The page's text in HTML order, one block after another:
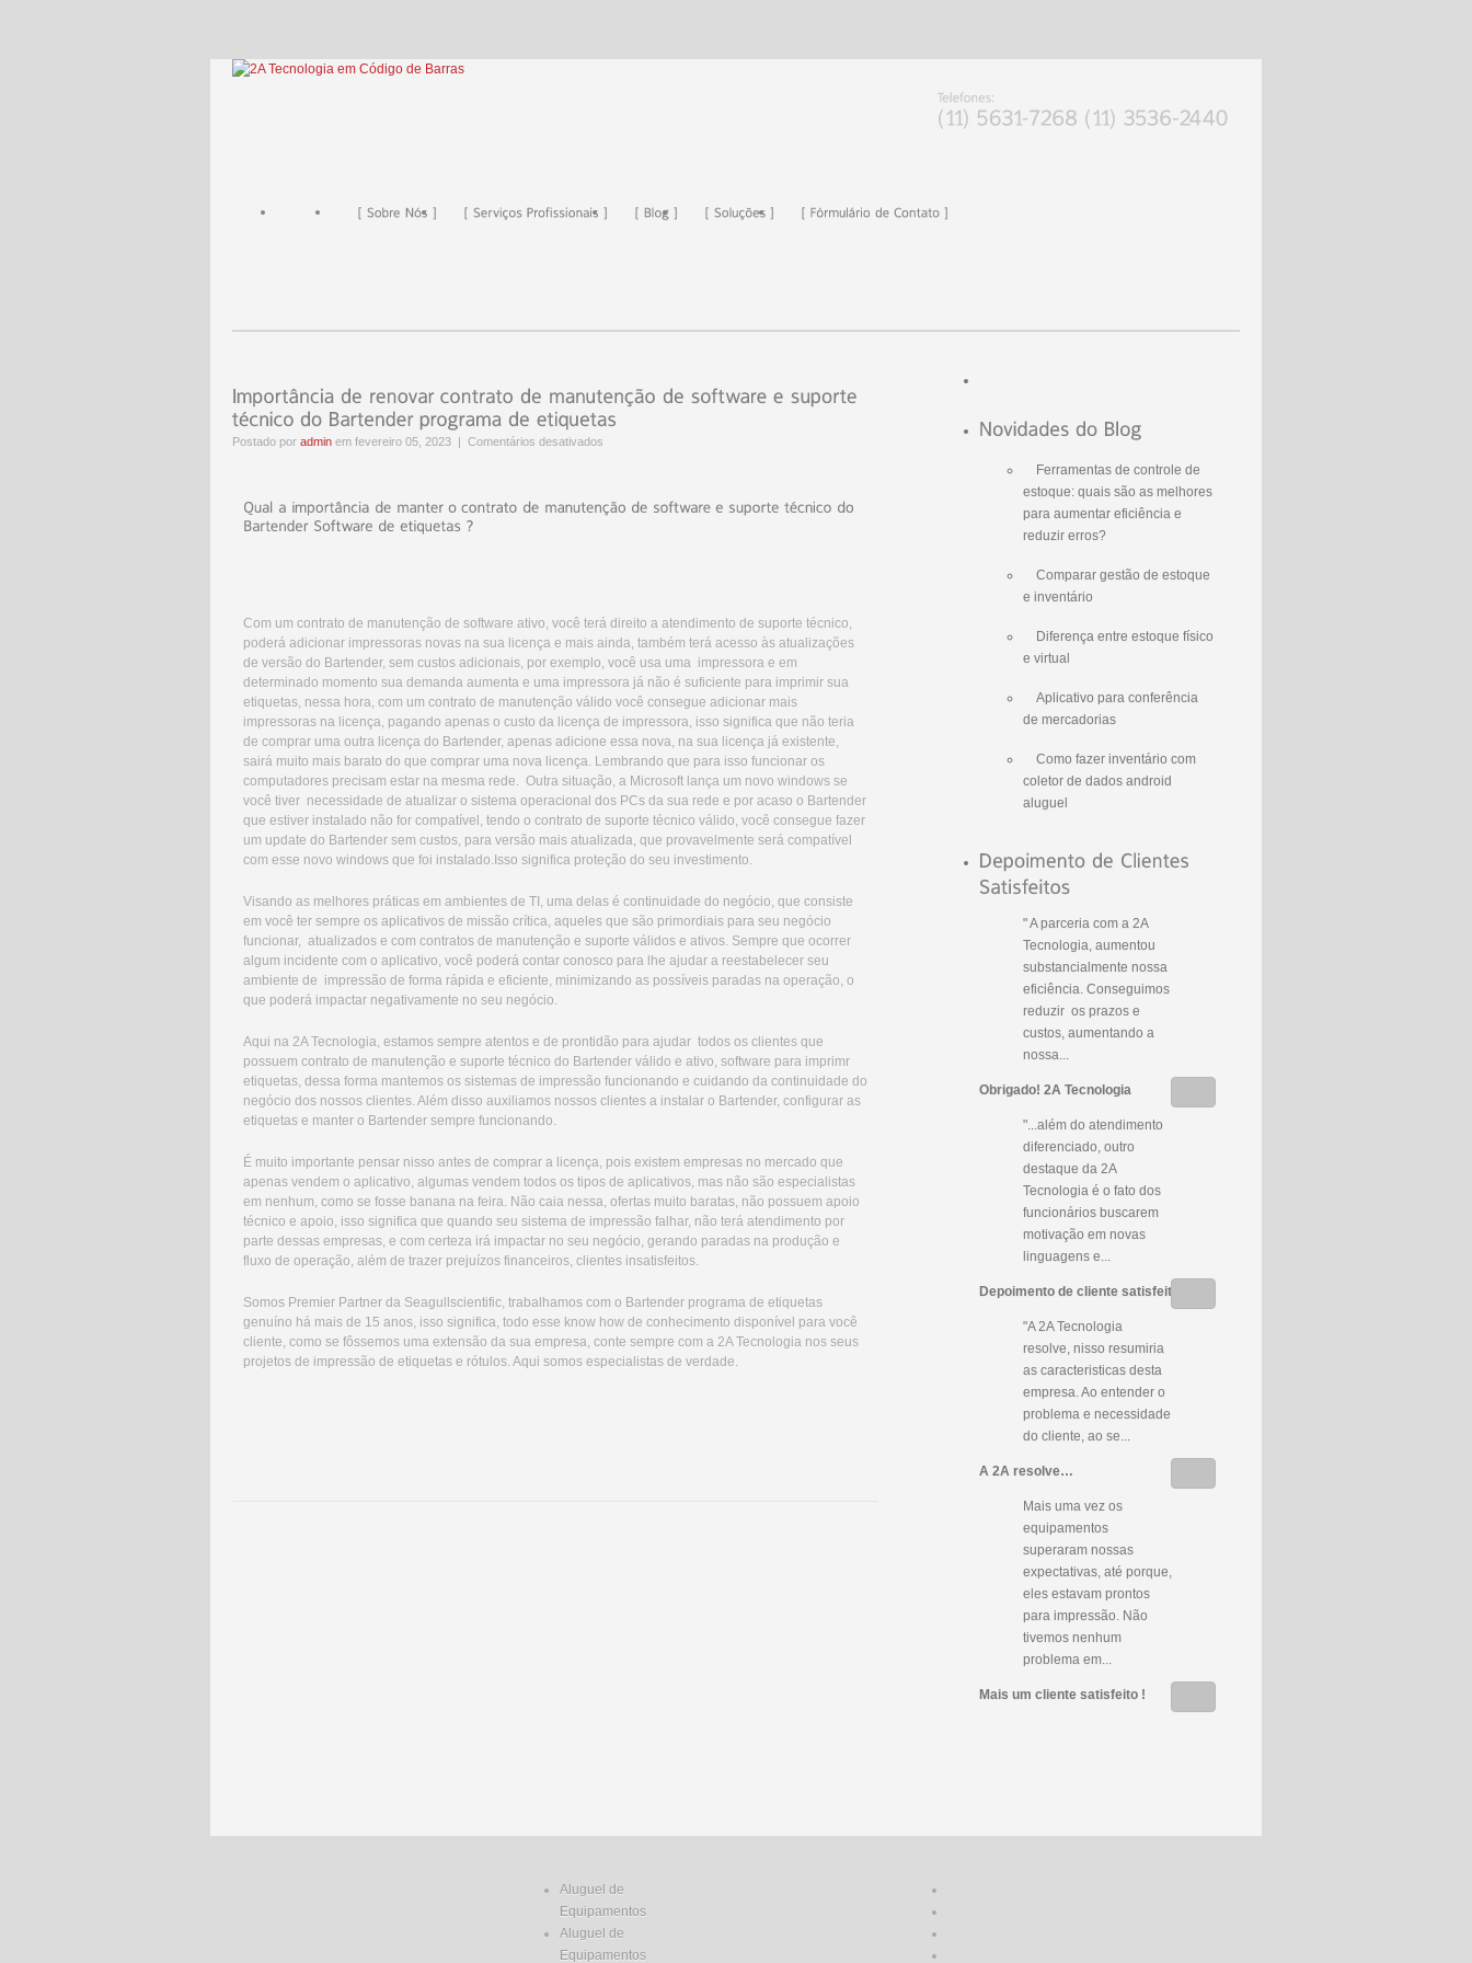
Postado por admin em fevereiro 05, 2023 | Comentários desativados
Com um contrato de manutenção de software ativo, você terá direito a atendimento de suporte técnico,
poderá adicionar impressoras novas na sua licença e mais ainda, também terá acesso às atualizações
de versão do Bartender, sem custos adicionais, por exemplo, você usa uma impressora e em
determinado momento sua demanda aumenta e uma impressora já não é suficiente para imprimir sua
etiquetas, nessa hora, com um contrato de manutenção válido você consegue adicionar mais
impressoras na licença, pagando apenas o custo da licença de impressora, isso significa que não teria
de comprar uma outra licença do Bartender, apenas adicione essa nova, na sua licença já existente,
sairá muito mais barato do que comprar uma nova licença. Lembrando que para isso funcionar os
computadores precisam estar na mesma rede. Outra situação, a Microsoft lança um novo windows se
você tiver necessidade de atualizar o sistema operacional dos PCs da sua rede e por acaso o Bartender
que estiver instalado não for compatível, tendo o contrato de suporte técnico válido, você consegue fazer
um update do Bartender sem custos, para versão mais atualizada, que provavelmente será compatível
com esse novo windows que foi instalado.Isso significa proteção do seu investimento.
Visando as melhores práticas em ambientes de TI, uma delas é continuidade do negócio, que consiste
em você ter sempre os aplicativos de missão crítica, aqueles que são primordiais para seu negócio
funcionar, atualizados e com contratos de manutenção e suporte válidos e ativos. Sempre que ocorrer
algum incidente com o aplicativo, você poderá contar conosco para lhe ajudar a reestabelecer seu
ambiente de impressão de forma rápida e eficiente, minimizando as possíveis paradas na operação, o
que poderá impactar negativamente no seu negócio.
Aqui na 2A Tecnologia, estamos sempre atentos e de prontidão para ajudar todos os clientes que
possuem contrato de manutenção e suporte técnico do Bartender válido e ativo, software para imprimr
etiquetas, dessa forma mantemos os sistemas de impressão funcionando e cuidando da continuidade do
negócio dos nossos clientes. Além disso auxiliamos nossos clientes a instalar o Bartender, configurar as
etiquetas e manter o Bartender sempre funcionando.
É muito importante pensar nisso antes de comprar a licença, pois existem empresas no mercado que
apenas vendem o aplicativo, algumas vendem todos os tipos de aplicativos, mas não são especialistas
em nenhum, como se fosse banana na feira. Não caia nessa, ofertas muito baratas, não possuem apoio
técnico e apoio, isso significa que quando seu sistema de impressão falhar, não terá atendimento por
parte dessas empresas, e com certeza irá impactar no seu negócio, gerando paradas na produção e
fluxo de operação, além de trazer prejuízos financeiros, clientes insatisfeitos.
Somos Premier Partner da Seagullscientific, trabalhamos com o Bartender programa de etiquetas
genuíno há mais de 15 anos, isso significa, todo esse know how de conhecimento disponível para você
cliente, como se fôssemos uma extensão da sua empresa, conte sempre com a 2A Tecnologia nos seus
projetos de impressão de etiquetas e rótulos. Aqui somos especialistas de verdade.
Ferramentas de controle de
estoque: quais são as melhores
para aumentar eficiência e
reduzir erros?
Comparar gestão de estoque
e inventário
Diferença entre estoque físico
e virtual
Aplicativo para conferência
de mercadorias
Como fazer inventário com
coletor de dados android
aluguel
" A parceria com a 2A
Tecnologia, aumentou
substancialmente nossa
eficiência. Conseguimos
reduzir os prazos e
custos, aumentando a
nossa...
Obrigado! 2A Tecnologia
"...além do atendimento
diferenciado, outro
destaque da 2A
Tecnologia é o fato dos
funcionários buscarem
motivação em novas
linguagens e...
Depoimento de cliente satisfeito
"A 2A Tecnologia
resolve, nisso resumiria
as caracteristicas desta
empresa. Ao entender o
problema e necessidade
do cliente, ao se...
A 2A resolve…
Mais uma vez os
equipamentos
superaram nossas
expectativas, até porque,
eles estavam prontos
para impressão. Não
tivemos nenhum
problema em...
Mais um cliente satisfeito !
Aluguel de
Equipamentos
Aluguel de
Equipamentos